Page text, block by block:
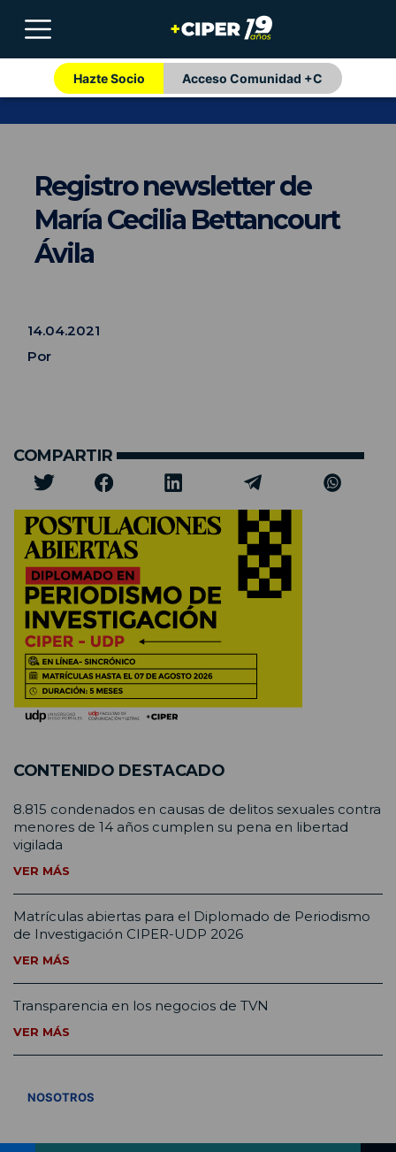
Hazte Socio Acceso Comunidad +C
Registro newsletter de
María Cecilia Bettancourt
Ávila
14.04.2021
Por
COMPARTIR
CONTENIDO DESTACADO
8.815 condenados en causas de delitos sexuales contra
menores de 14 años cumplen su pena en libertad
vigilada
VER MÁS
Matrículas abiertas para el Diplomado de Periodismo
de Investigación CIPER-UDP 2026
VER MÁS
Transparencia en los negocios de TVN
VER MÁS
NOSOTROS